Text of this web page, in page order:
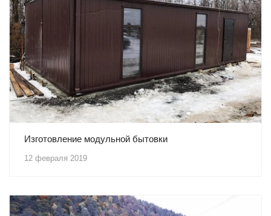
12 февраля 2019
Изготовление модульной бытовки